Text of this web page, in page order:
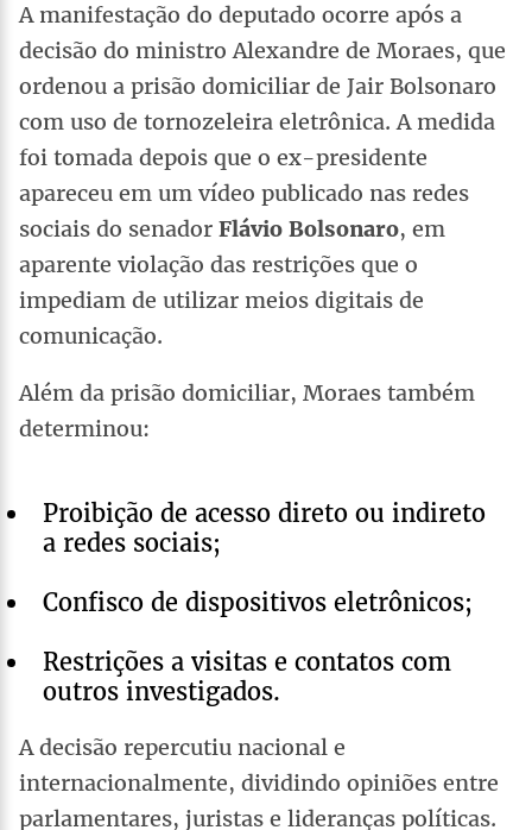
A manifestação do deputado ocorre após a
decisão do ministro Alexandre de Moraes, que
ordenou a prisão domiciliar de Jair Bolsonaro
com uso de tornozeleira eletrônica. A medida
foi tomada depois que o ex-presidente
apareceu em um vídeo publicado nas redes
sociais do senador Flávio Bolsonaro, em
aparente violação das restrições que o
impediam de utilizar meios digitais de
comunicação.
Além da prisão domiciliar, Moraes também
determinou:
Proibição de acesso direto ou indireto
a redes sociais;
Confisco de dispositivos eletrônicos;
Restrições a visitas e contatos com
outros investigados.
A decisão repercutiu nacional e
internacionalmente, dividindo opiniões entre
parlamentares, juristas e lideranças políticas.